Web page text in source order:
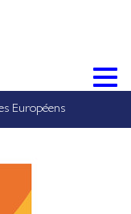
Européens